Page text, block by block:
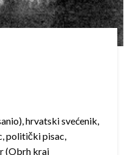
hrvatski svećenik,
politički pisac,
(Obrh kraj